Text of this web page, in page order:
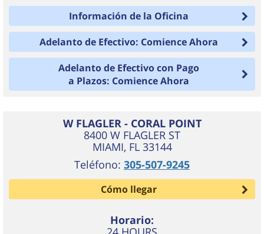
Información de la Oficina
Adelanto de Efectivo: Comience Ahora
Adelanto de Efectivo con Pago
a Plazos: Comience Ahora
W FLAGLER - CORAL POINT
8400 W FLAGLER ST
MIAMI, FL 33144
Teléfono: 305-507-9245
Cómo llegar
Horario: